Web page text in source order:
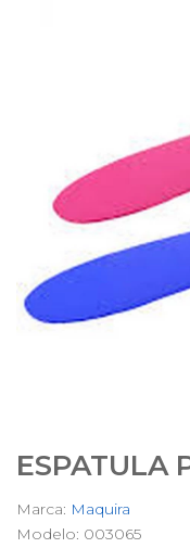
ESPATULA
Marca: Maquira
Modelo: 003065